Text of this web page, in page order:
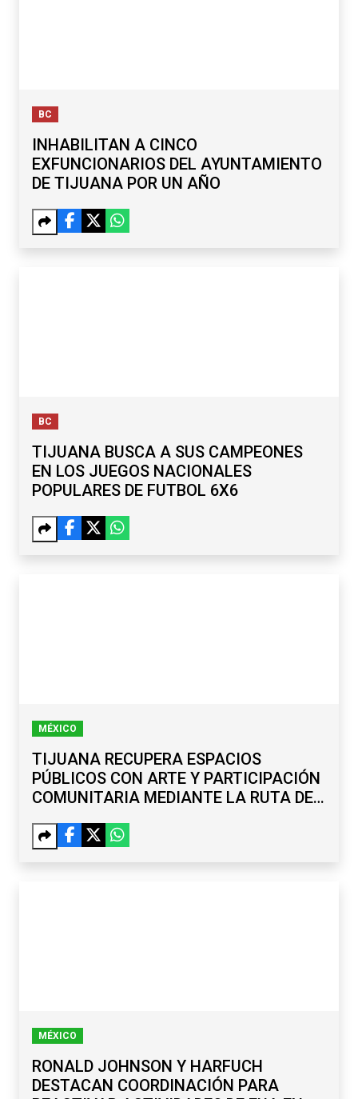
BC
INHABILITAN A CINCO
EXFUNCIONARIOS DEL AYUNTAMIENTO
DE TIJUANA POR UN AÑO
BC
TIJUANA BUSCA A SUS CAMPEONES
EN LOS JUEGOS NACIONALES
POPULARES DE FUTBOL 6X6
MÉXICO
TIJUANA RECUPERA ESPACIOS
PÚBLICOS CON ARTE Y PARTICIPACIÓN
COMUNITARIA MEDIANTE LA RUTA DE
MÉXICO
RONALD JOHNSON Y HARFUCH
DESTACAN COORDINACIÓN PARA